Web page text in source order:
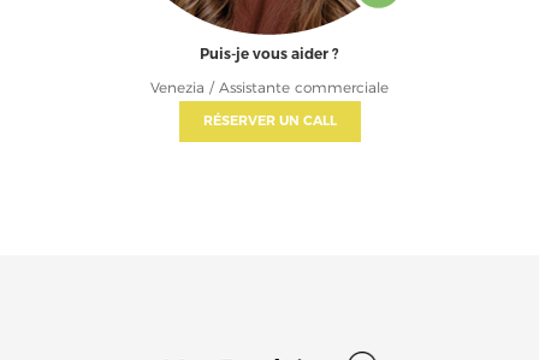
Puis-je vous aider ?
Venezia / Assistante commerciale
RÉSERVER UN CALL